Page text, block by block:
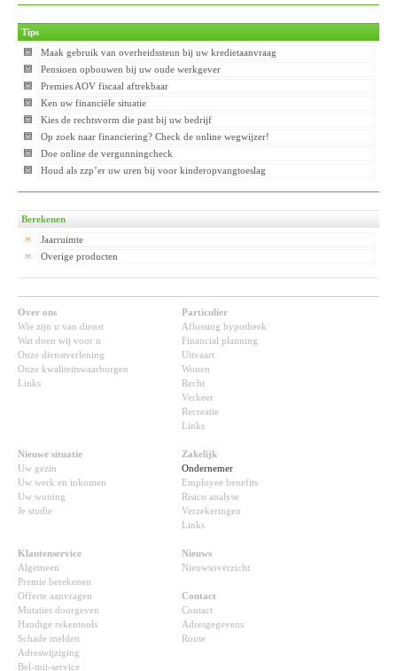
Tips
Maak gebruik van overheidssteun bij uw kredietaanvraag
Pensioen opbouwen bij uw oude werkgever
Premies AOV fiscaal aftrekbaar
Ken uw financiële situatie
Kies de rechtsvorm die past bij uw bedrijf
Op zoek naar financiering? Check de online wegwijzer!
Doe online de vergunningcheck
Houd als zzp’er uw uren bij voor kinderopvangtoeslag
Berekenen
Jaarruimte
Overige producten
Over ons
Wie zijn u van dienst
Wat doen wij voor u
Onze dienstverlening
Onze kwaliteitswaarborgen
Links
Particulier
Aflossing hypotheek
Financial planning
Uitvaart
Wonen
Recht
Verkeer
Recreatie
Links
Nieuwe situatie
Uw gezin
Uw werk en inkomen
Uw woning
Je studie
Zakelijk
Ondernemer
Employee benefits
Risico analyse
Verzekeringen
Links
Klantenservice
Algemeen
Premie berekenen
Offerte aanvragen
Mutaties doorgeven
Handige rekentools
Schade melden
Adreswijziging
Bel-mij-service
Nieuws
Nieuwsoverzicht
Contact
Contact
Adresgegevens
Route